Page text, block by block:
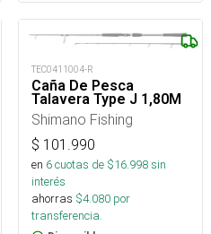
TEC0411004-R
Caña De Pesca
Talavera Type J 1,80M
Shimano Fishing
$ 101.990
en 6cuotas de $16.998sin
interés
ahorras $4.080 por
transferencia.